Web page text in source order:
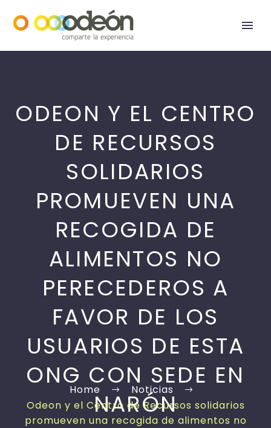
ODEON Y EL CENTRO
DE RECURSOS
SOLIDARIOS
PROMUEVEN UNA
RECOGIDA DE
ALIMENTOS NO
PERECEDEROS A
FAVOR DE LOS
USUARIOS DE ESTA
ONG CON SEDE EN
NARÓN
Home
Noticias
Odeon y el Centro de Recursos solidarios
promueven una recogida de alimentos no